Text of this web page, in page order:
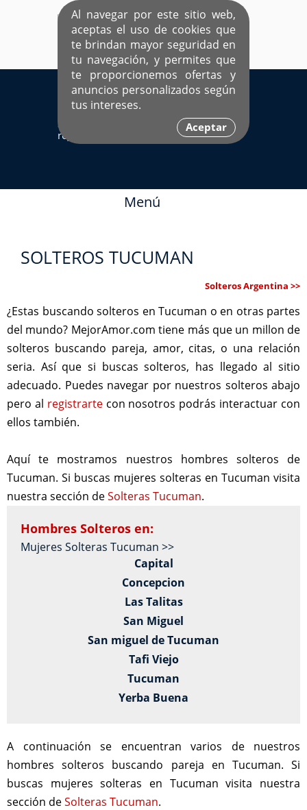
Al navegar por este sitio web,
aceptas el uso de cookies que
te brindan mayor seguridad en
tu navegación, y permites que
te proporcionemos ofertas y
anuncios personalizados según
tus intereses.
Aceptar
EL ÚNICO SITIO DEDICADO A SOLTEROS
HISPANOS COMO TÚ
Ingresa aquí
Sí ya estás
registrado
Menú
SOLTEROS TUCUMAN
Solteros Argentina >>
¿Estas buscando solteros en Tucuman o en otras partes
del mundo? MejorAmor.com tiene más que un millon de
solteros buscando pareja, amor, citas, o una relación
seria. Así que si buscas solteros, has llegado al sitio
adecuado. Puedes navegar por nuestros solteros abajo
pero al registrartecon nosotros podrás interactuar con
ellos también.
Aquí te mostramos nuestros hombres solteros de
Tucuman. Si buscas mujeres solteras en Tucuman visita
nuestra sección deSolteras Tucuman.
Hombres Solteros en:
Mujeres Solteras Tucuman >>
Capital
Concepcion
Las Talitas
San Miguel
San miguel de Tucuman
Tafi Viejo
Tucuman
Yerba Buena
A continuación se encuentran varios de nuestros
hombres solteros buscando pareja en Tucuman. Si
buscas mujeres solteras en Tucuman visita nuestra
sección deSolteras Tucuman.